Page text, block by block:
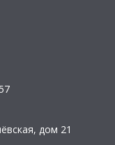
дом 21